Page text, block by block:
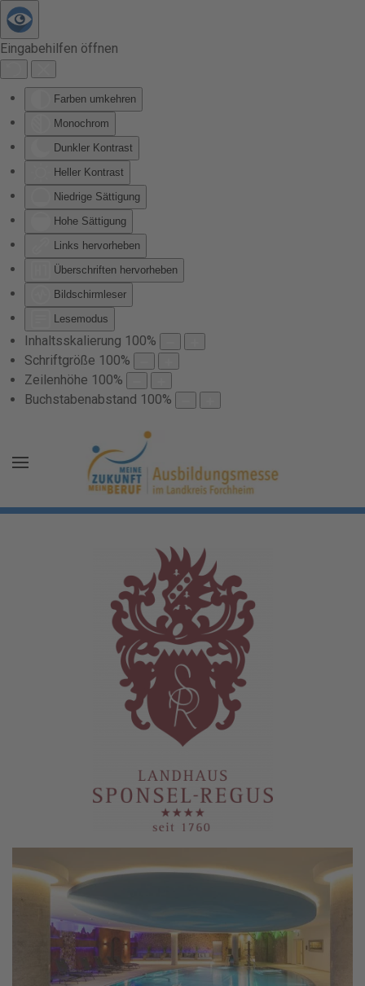
Eingabehilfen öffnen
Farben umkehren
Monochrom
Dunkler Kontrast
Heller Kontrast
Niedrige Sättigung
Hohe Sättigung
Links hervorheben
Überschriften hervorheben
Bildschirmleser
Lesemodus
Inhaltsskalierung 100%
Schriftgröße 100%
Zeilenhöhe 100%
Buchstabenabstand 100%
Zum Hauptinhalt springen